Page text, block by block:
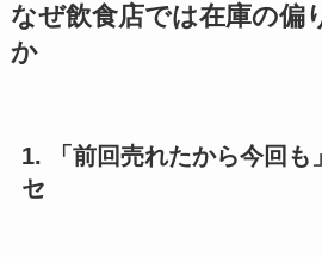
なぜ飲食店では在庫の偏
か
1. 「前回売れたから今回も
セ